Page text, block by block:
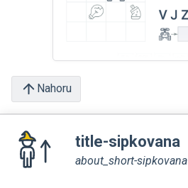
Nahoru
title-sipkovana
about_short-sipkovana